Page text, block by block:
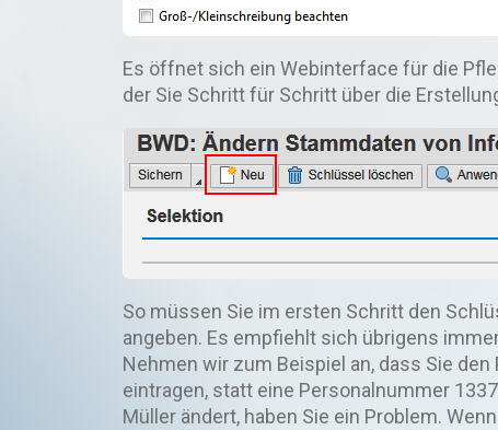
Es öffnet sich ein Webinterface für die
der Sie Schritt für Schritt über die
So müssen Sie im ersten Schritt den
angeben. Es empfiehlt sich übrigens
Nehmen wir zum Beispiel an, dass Sie
eintragen, statt eine Personalnummer
Müller ändert, haben Sie ein Problem.